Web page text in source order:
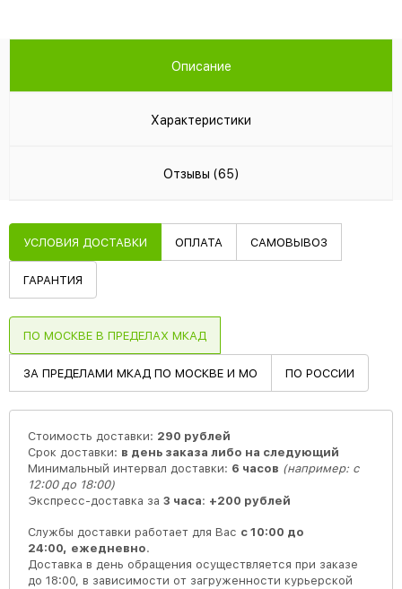
Описание
Характеристики
Отзывы (65)
УСЛОВИЯ ДОСТАВКИ ОПЛАТА САМОВЫВОЗ
ГАРАНТИЯ
ПО МОСКВЕ В ПРЕДЕЛАХ МКАД
ЗА ПРЕДЕЛАМИ МКАД ПО МОСКВЕ И МО ПО РОССИИ
Стоимость доставки: 290 рублей
Срок доставки: в день заказа либо на следующий
Минимальный интервал доставки: 6 часов (например: с
12:00 до 18:00)
Экспресс-доставка за 3 часа: +200 рублей
Службы доставки работает для Вас с 10:00 до
24:00, ежедневно.
Доставка в день обращения осуществляется при заказе
до 18:00, в зависимости от загруженности курьерской